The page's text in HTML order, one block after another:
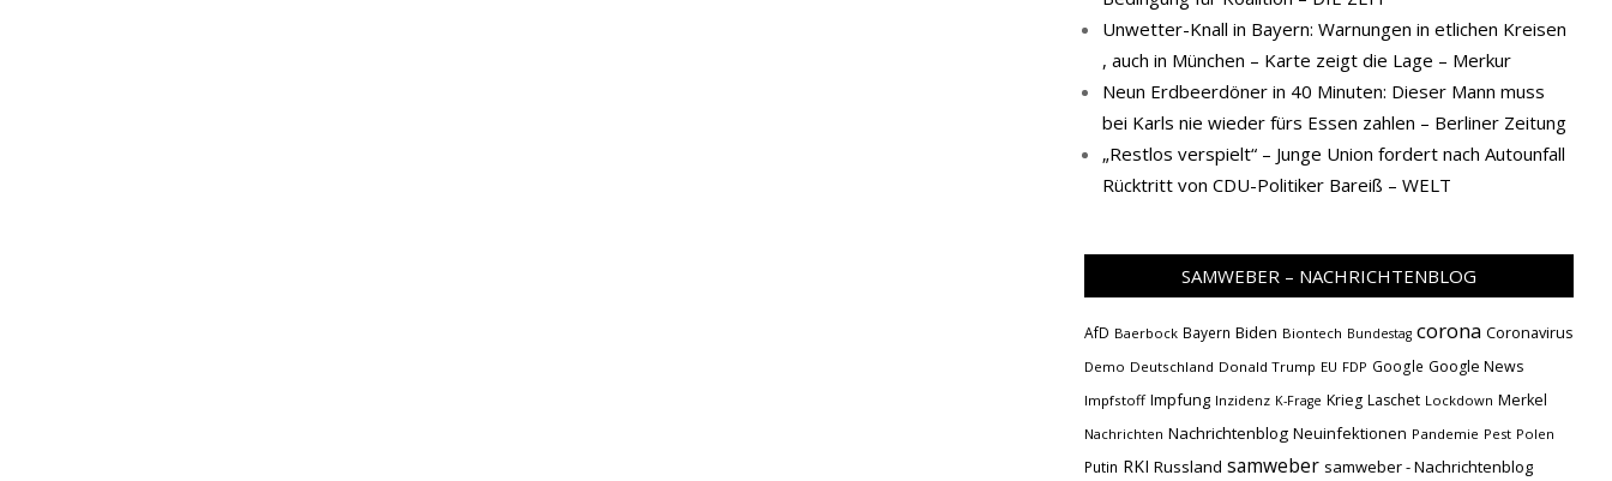
Unwetter-Knall in Bayern: Warnungen in etlichen Kreisen
, auch in München – Karte zeigt die Lage – Merkur
Neun Erdbeerdöner in 40 Minuten: Dieser Mann muss
bei Karls nie wieder fürs Essen zahlen – Berliner Zeitung
„Restlos verspielt“ – Junge Union fordert nach Autounfall
Rücktritt von CDU-Politiker Bareiß – WELT
SAMWEBER – NACHRICHTENBLOG
AfD Baerbock Bayern Biden Biontech Bundestag corona Coronavirus
Demo Deutschland Donald Trump EU FDP Google Google News
Impfstoff Impfung Inzidenz K-Frage Krieg Laschet Lockdown Merkel
Nachrichten Nachrichtenblog Neuinfektionen Pandemie Pest Polen
Putin RKI Russland samweber samweber - Nachrichtenblog